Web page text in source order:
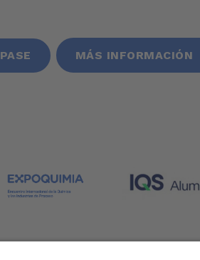
MÁS INFORMACIÓN